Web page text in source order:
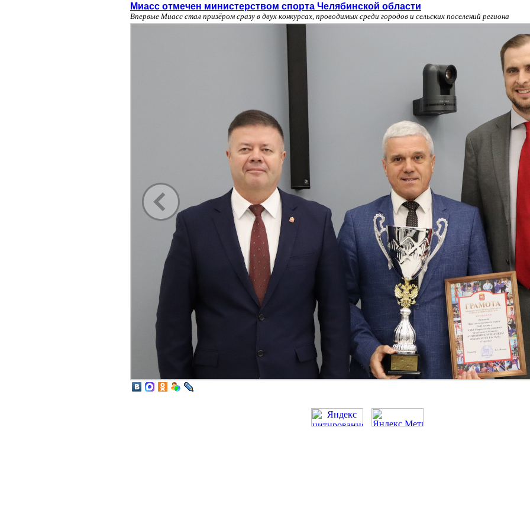
Миасс отмечен министерством спорта Челябинской области
Впервые Миасс стал призёром сразу в двух конкурсах, проводимых среди городов и сельских поселений региона